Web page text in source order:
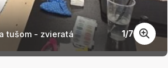
tušom - zvieratá 1/7